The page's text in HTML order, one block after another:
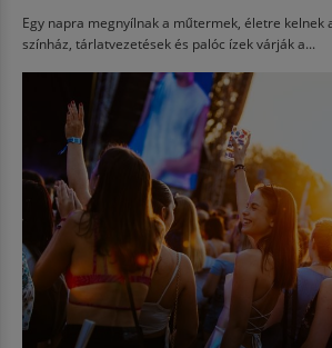
Egy napra megnyílnak a műtermek, életre kelnek
színház, tárlatvezetések és palóc ízek várják a...